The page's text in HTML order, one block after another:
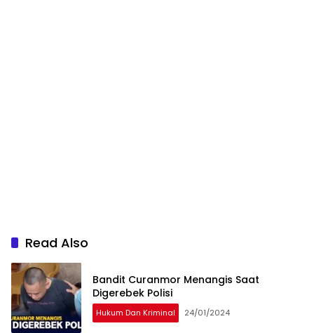
Read Also
Bandit Curanmor Menangis Saat
Digerebek Polisi
Hukum Dan Kriminal 24/01/2024